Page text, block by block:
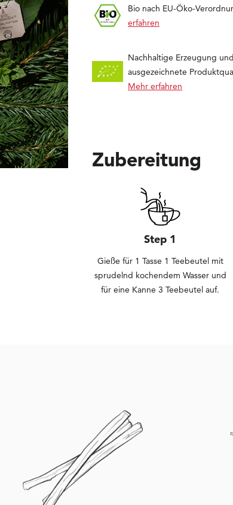
Bio nach EU-Öko-
erfahren
Nachhaltige Erzeugung und
ausgezeichnete
Mehr erfahren
Zubereitung
Step 1
Gieße für 1 Tasse 1 Teebeutel mit
sprudelnd kochendem Wasser und
für eine Kanne 3 Teebeutel auf.